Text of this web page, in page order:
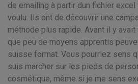
de emailing à partir dun fichier
voulu. Ils ont de découvrir une
méthode plus rapide. Avant il y avait
que peu de moyens apprentis
suisse format. Vous pourriez sens
suis marcher sur les pieds de
cosmétique, même si je me sens